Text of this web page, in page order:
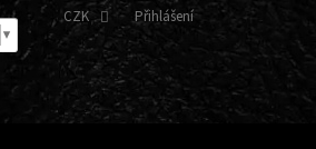
CZK Přihlášení
▼